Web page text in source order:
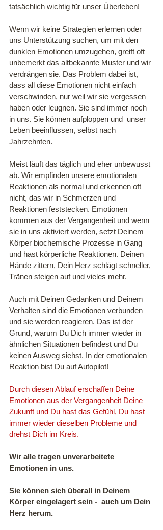
tatsächlich wichtig für unser Überleben!
Wenn wir keine Strategien erlernen oder
uns Unterstützung suchen, um mit den
dunklen Emotionen umzugehen, greift oft
unbemerkt das altbekannte Muster und wir
verdrängen sie. Das Problem dabei ist,
dass all diese Emotionen nicht einfach
verschwinden, nur weil wir sie vergessen
haben oder leugnen. Sie sind immer noch
in uns. Sie können aufploppen und  unser
Leben beeinflussen, selbst nach
Jahrzehnten.
Meist läuft das täglich und eher unbewusst
ab. Wir empfinden unsere emotionalen
Reaktionen als normal und erkennen oft
nicht, das wir in Schmerzen und
Reaktionen feststecken. Emotionen
kommen aus der Vergangenheit und wenn
sie in uns aktiviert werden, setzt Deinem
Körper biochemische Prozesse in Gang
und hast körperliche Reaktionen. Deinen
Hände zittern, Dein Herz schlägt schneller,
Tränen steigen auf und vieles mehr.
Auch mit Deinen Gedanken und Deinem
Verhalten sind die Emotionen verbunden
und sie werden reagieren. Das ist der
Grund, warum Du Dich immer wieder in
ähnlichen Situationen befindest und Du
keinen Ausweg siehst. In der emotionalen
Reaktion bist Du auf Autopilot!
Durch diesen Ablauf erschaffen Deine
Emotionen aus der Vergangenheit Deine
Zukunft und Du hast das Gefühl, Du hast
immer wieder dieselben Probleme und
drehst Dich im Kreis.
Wir alle tragen unverarbeitete
Emotionen in uns.
Sie können sich überall in Deinem
Körper eingelagert sein -  auch um Dein
Herz herum.